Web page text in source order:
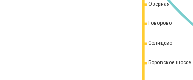
Боровское шоссе
Солнцево
Говорово
Озёрная